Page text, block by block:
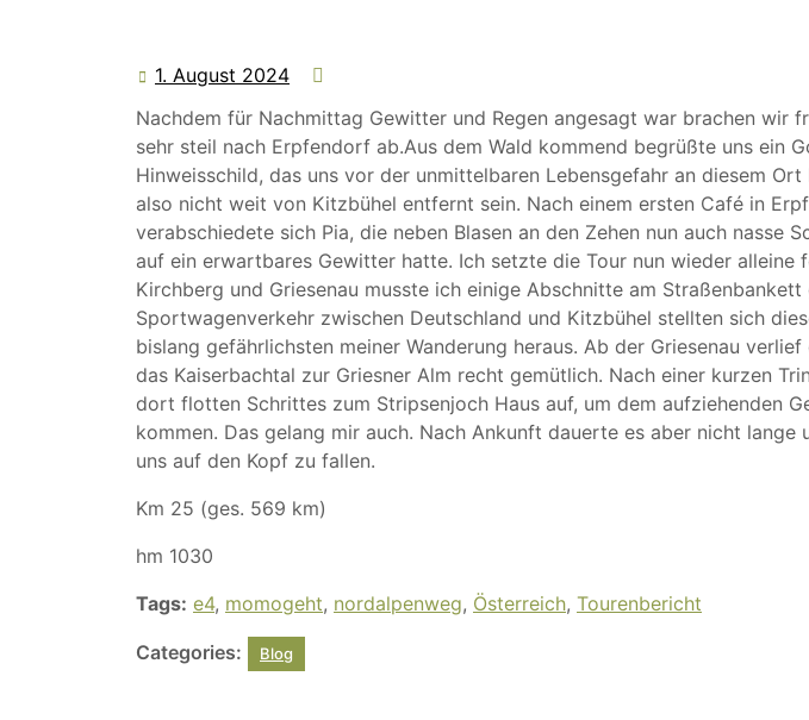
1. August 2024
August
2024
Nachdem für Nachmittag Gewitter und Regen angesagt war brachen wir
sehr steil nach Erpfendorf ab.Aus dem Wald kommend begrüßte uns ein
Hinweisschild, das uns vor der unmittelbaren Lebensgefahr an diesem Ort
also nicht weit von Kitzbühel entfernt sein. Nach einem ersten Café in
verabschiedete sich Pia, die neben Blasen an den Zehen nun auch nasse
auf ein erwartbares Gewitter hatte. Ich setzte die Tour nun wieder alleine
Kirchberg und Griesenau musste ich einige Abschnitte am Straßenbankett
Sportwagenverkehr zwischen Deutschland und Kitzbühel stellten sich
bislang gefährlichsten meiner Wanderung heraus. Ab der Griesenau
das Kaiserbachtal zur Griesner Alm recht gemütlich. Nach einer kurzen
dort flotten Schrittes zum Stripsenjoch Haus auf, um dem aufziehenden
kommen. Das gelang mir auch. Nach Ankunft dauerte es aber nicht lange
uns auf den Kopf zu fallen.
Km 25 (ges. 569 km)
hm 1030
Tags: e4, momogeht, nordalpenweg, Österreich, Tourenbericht
Categories: Blog